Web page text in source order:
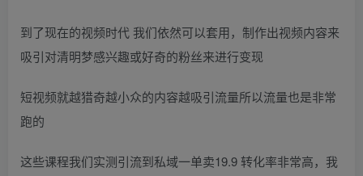
到了现在的视频时代 我们依然可以套用，制作出视频内容来
吸引对清明梦感兴趣或好奇的粉丝来进行变现
短视频就越猎奇越小众的内容越吸引流量所以流量也是非常
跑的
这些课程我们实测引流到私域一单卖19.9 转化率非常高，我